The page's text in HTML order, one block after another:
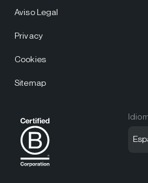
Aviso Legal
Privacy
Cookies
Sitemap